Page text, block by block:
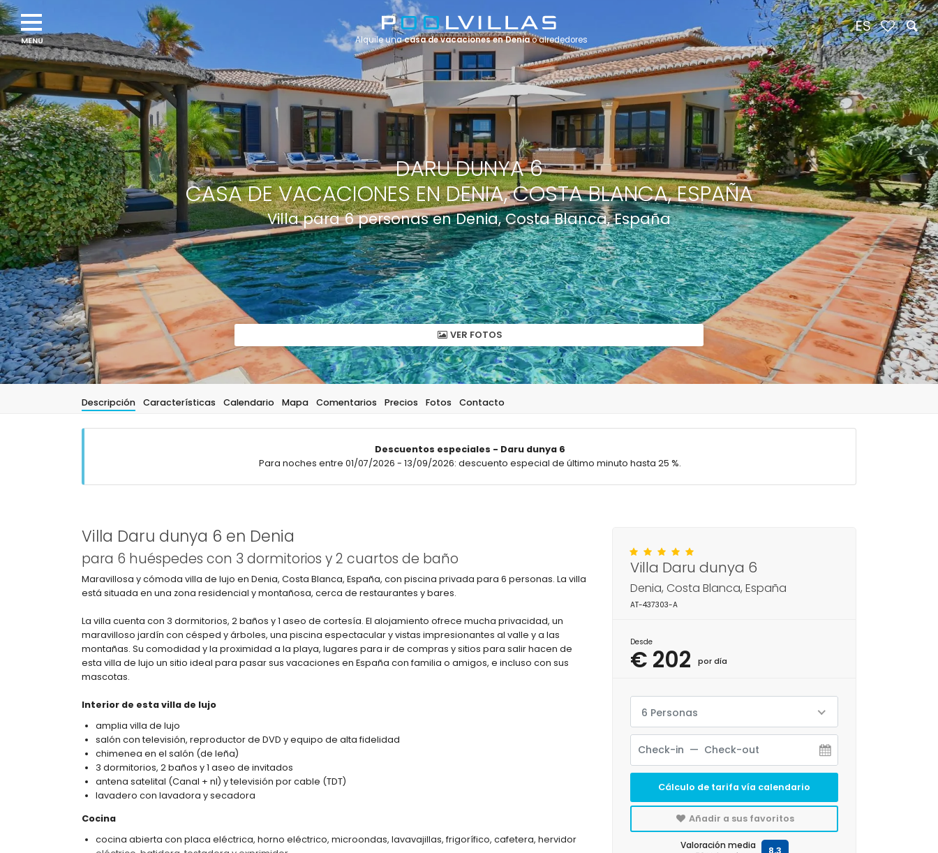
DARU DUNYA 6
CASA DE VACACIONES EN DENIA, COSTA BLANCA, ESPAÑA
Villa para 6 personas en Denia, Costa Blanca, España
VER FOTOS
Descripción Características Calendario Mapa Comentarios Precios Fotos Contacto
Descuentos especiales - Daru dunya 6
Para noches entre 01/07/2026 - 13/09/2026: descuento especial de último minuto hasta 25 %.
Villa Daru dunya 6 en Denia
para 6 huéspedes con 3 dormitorios y 2 cuartos de baño
Maravillosa y cómoda villa de lujo en Denia, Costa Blanca, España, con piscina privada para 6 personas. La villa
está situada en una zona residencial y montañosa, cerca de restaurantes y bares.
La villa cuenta con 3 dormitorios, 2 baños y 1 aseo de cortesía. El alojamiento ofrece mucha privacidad, un
maravilloso jardín con césped y árboles, una piscina espectacular y vistas impresionantes al valle y a las
montañas. Su comodidad y la proximidad a la playa, lugares para ir de compras y sitios para salir hacen de
esta villa de lujo un sitio ideal para pasar sus vacaciones en España con familia o amigos, e incluso con sus
mascotas.
Interior de esta villa de lujo
amplia villa de lujo
salón con televisión, reproductor de DVD y equipo de alta fidelidad
chimenea en el salón (de leña)
3 dormitorios, 2 baños y 1 aseo de invitados
antena satelital (Canal + nl) y televisión por cable (TDT)
lavadero con lavadora y secadora
Cocina
cocina abierta con placa eléctrica, horno eléctrico, microondas, lavavajillas, frigorífico, cafetera, hervidor
Villa Daru dunya 6
Denia, Costa Blanca, España
AT-437303-A
Desde
€ 202 por día
6 Personas
Cálculo de tarifa vía calendario
Añadir a sus favoritos
Valoración media 8,3
Alquile unacasa de vacaciones en Deniao alrededores
ES